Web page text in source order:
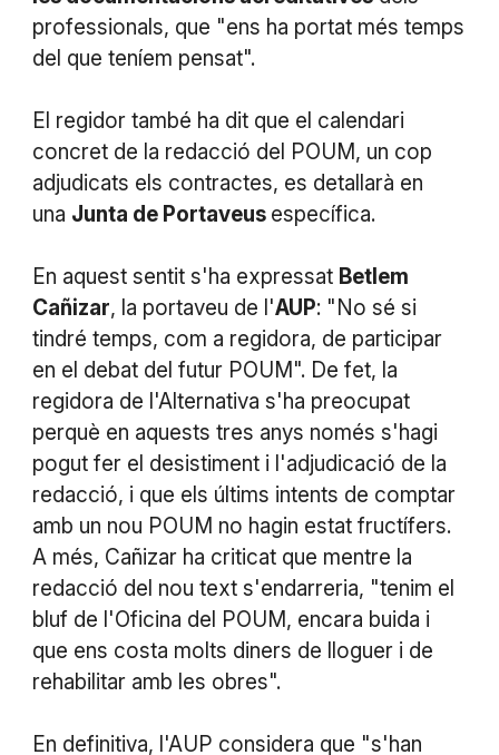
professionals, que "ens ha portat més temps
del que teníem pensat".
El regidor també ha dit que el calendari
concret de la redacció del POUM, un cop
adjudicats els contractes, es detallarà en
una Junta de Portaveus específica.
En aquest sentit s'ha expressat Betlem
Cañizar, la portaveu de l'AUP: "No sé si
tindré temps, com a regidora, de participar
en el debat del futur POUM". De fet, la
regidora de l'Alternativa s'ha preocupat
perquè en aquests tres anys només s'hagi
pogut fer el desistiment i l'adjudicació de la
redacció, i que els últims intents de comptar
amb un nou POUM no hagin estat fructífers.
A més, Cañizar ha criticat que mentre la
redacció del nou text s'endarreria, "tenim el
bluf de l'Oficina del POUM, encara buida i
que ens costa molts diners de lloguer i de
rehabilitar amb les obres".
En definitiva, l'AUP considera que "s'han